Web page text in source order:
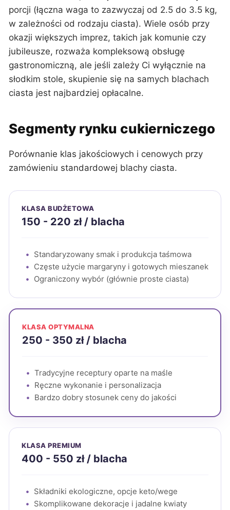
porcji (łączna waga to zazwyczaj od 2.5 do 3.5 kg,
w zależności od rodzaju ciasta). Wiele osób przy
okazji większych imprez, takich jak komunie czy
jubileusze, rozważa kompleksową obsługę
gastronomiczną, ale jeśli zależy Ci wyłącznie na
słodkim stole, skupienie się na samych blachach
ciasta jest najbardziej opłacalne.
Segmenty rynku cukierniczego
Porównanie klas jakościowych i cenowych przy
zamówieniu standardowej blachy ciasta.
KLASA BUDŻETOWA
150 - 220 zł / blacha
Standaryzowany smak i produkcja taśmowa
Częste użycie margaryny i gotowych mieszanek
Ograniczony wybór (głównie proste ciasta)
KLASA OPTYMALNA
250 - 350 zł / blacha
Tradycyjne receptury oparte na maśle
Ręczne wykonanie i personalizacja
Bardzo dobry stosunek ceny do jakości
KLASA PREMIUM
400 - 550 zł / blacha
Składniki ekologiczne, opcje keto/wege
Skomplikowane dekoracje i jadalne kwiaty